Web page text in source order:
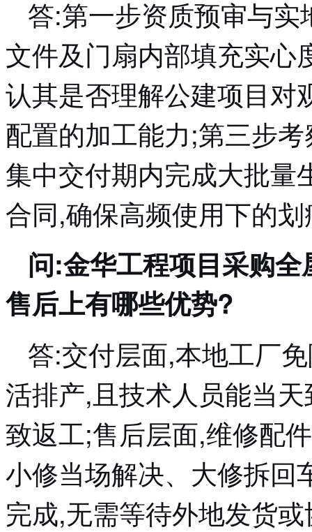
答:第一步资质预审与
文件及门扇内部填充实心
认其是否理解公建项目对
配置的加工能力;第三步
集中交付期内完成大批量
合同,确保高频使用下的
问:金华工程项目采购
售后上有哪些优势?
答:交付层面,本地工厂
活排产,且技术人员能当
致返工;售后层面,维修配
小修当场解决、大修拆回
完成,无需等待外地发货